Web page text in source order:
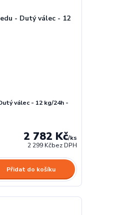
válec - 12 kg/24h -
2 782 Kč/ks
2 299 Kčbez DPH
Přidat do košíku